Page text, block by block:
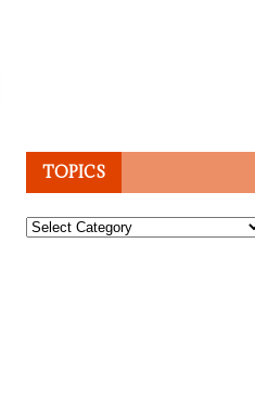
TOPICS
Topics